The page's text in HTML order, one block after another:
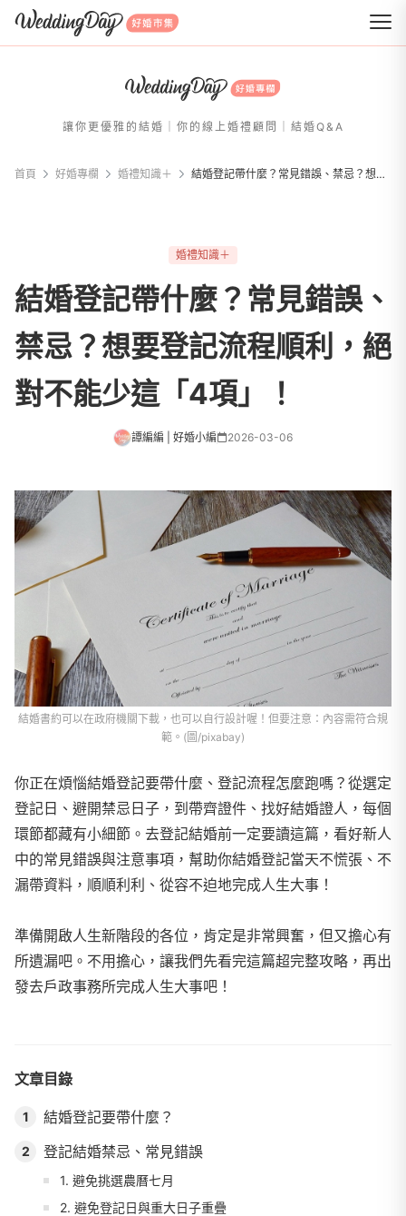
WeddingDay 好婚市集
讓你更優雅的結婚｜你的線上婚禮顧問｜結婚Q&A
首頁 好婚專欄 婚禮知識＋ 結婚登記帶什麼？常見錯誤、禁忌？想要登記流程順利，絕對不能少這「4項」！
婚禮知識＋
結婚登記帶什麼？常見錯誤、
禁忌？想要登記流程順利，絕
對不能少這「4項」！
譚編編 | 好婚小編 2026-03-06
結婚書約可以在政府機關下載，也可以自行設計喔！但要注意：內容需符合規
範。(圖/pixabay)
你正在煩惱結婚登記要帶什麼、登記流程怎麼跑嗎？從選定
登記日、避開禁忌日子，到帶齊證件、找好結婚證人，每個
環節都藏有小細節。去登記結婚前一定要讀這篇，看好新人
中的常見錯誤與注意事項，幫助你結婚登記當天不慌張、不
漏帶資料，順順利利、從容不迫地完成人生大事！
準備開啟人生新階段的各位，肯定是非常興奮，但又擔心有
所遺漏吧。不用擔心，讓我們先看完這篇超完整攻略，再出
發去戶政事務所完成人生大事吧！
文章目錄
1 結婚登記要帶什麼？
2 登記結婚禁忌、常見錯誤
1. 避免挑選農曆七月
2. 避免登記日與重大日子重疊